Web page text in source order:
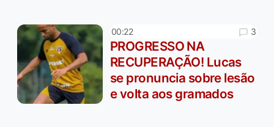
00:22 3
PROGRESSO NA
RECUPERAÇÃO! Lucas
se pronuncia sobre lesão
e volta aos gramados